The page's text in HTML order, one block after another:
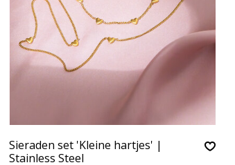
Sieraden set 'Kleine hartjes' |
Stainless Steel